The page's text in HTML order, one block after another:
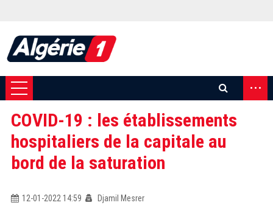
...
COVID-19 : les établissements
hospitaliers de la capitale au
bord de la saturation
12-01-2022 14:59
Djamil Mesrer